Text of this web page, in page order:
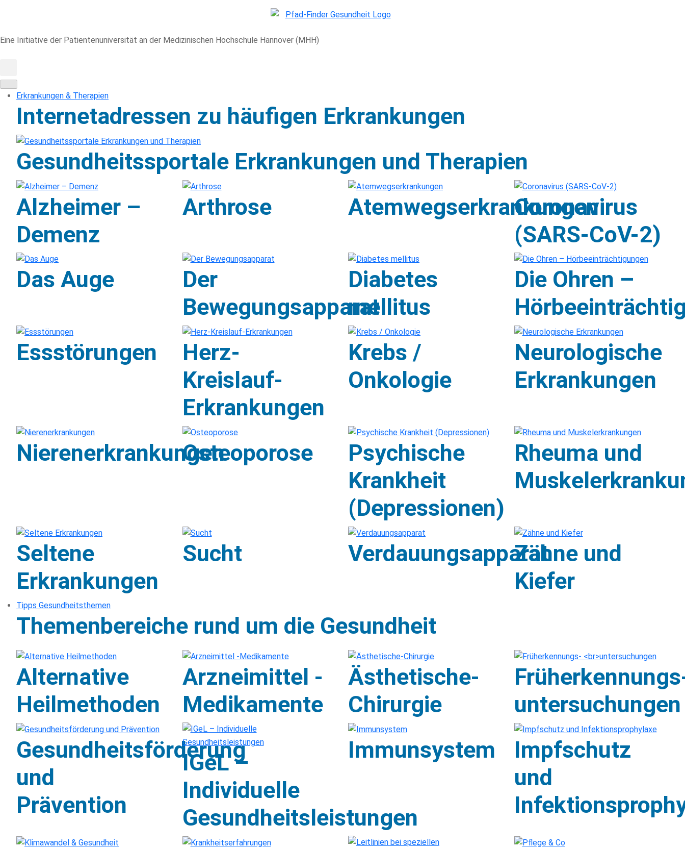
Eine Initiative der Patientenuniversität an der Medizinischen Hochschule Hannover (MHH)
Erkrankungen & Therapien
Internetadressen zu häufigen Erkrankungen
Gesundheitssportale Erkrankungen und Therapien
Alzheimer –
Demenz
Arthrose Atemwegserkrankungen
Coronavirus
(SARS-CoV-2)
Das Auge
Der
Bewegungsapparat
Diabetes
mellitus
Die Ohren –
Essstörungen
Herz-
Kreislauf-
Erkrankungen
Krebs /
Onkologie
Neurologische
Erkrankungen
NierenerkrankungenOsteoporose
Psychische
Krankheit
(Depressionen)
Rheuma und
Seltene
Erkrankungen
Sucht VerdauungsapparatZähne und
Kiefer
Tipps Gesundheitsthemen
Themenbereiche rund um die Gesundheit
Alternative
Heilmethoden
Arzneimittel -
Medikamente
Ästhetische-
Chirurgie
untersuchungen
Gesundheitsförderung
und
Prävention
IGeL –
Individuelle
Gesundheitsleistungen
Immunsystem
Impfschutz
und